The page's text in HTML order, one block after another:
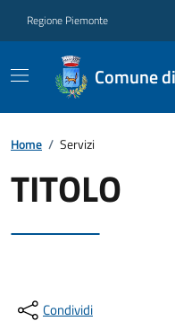
Regione Piemonte
Comune
Home / Servizi
TITOLO
Condividi